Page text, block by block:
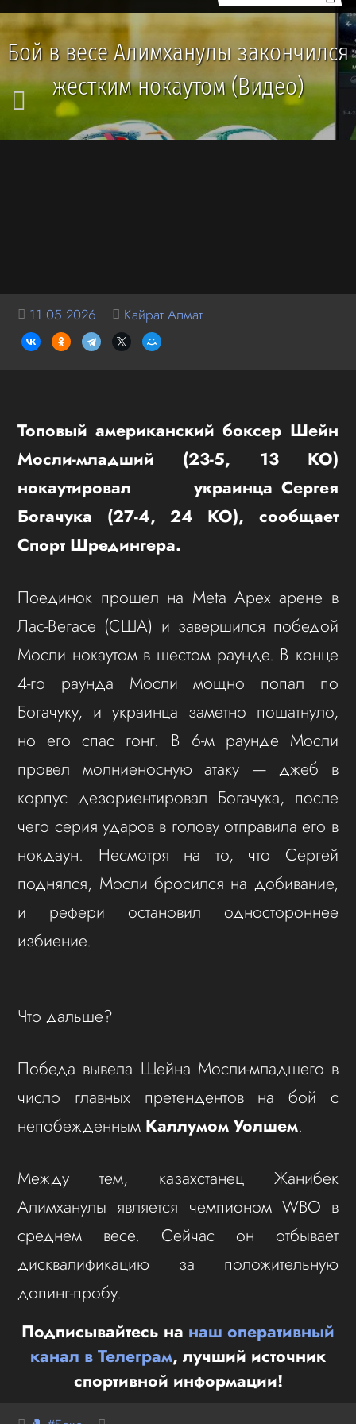
Бой в весе Алимханулы закончился
жестким нокаутом (Видео)
11.05.2026 Кайрат Алмат
Топовый американский боксер Шейн
Мосли-младший (23-5, 13 КО)
нокаутировал украинца Сергея
Богачука (27-4, 24 КО), сообщает
Спорт Шредингера.
Поединок прошел на Meta Apex арене в
Лас-Вегасе (США) и завершился победой
Мосли нокаутом в шестом раунде. В конце
4-го раунда Мосли мощно попал по
Богачуку, и украинца заметно пошатнуло,
но его спас гонг. В 6-м раунде Мосли
провел молниеносную атаку — джеб в
корпус дезориентировал Богачука, после
чего серия ударов в голову отправила его в
нокдаун. Несмотря на то, что Сергей
поднялся, Мосли бросился на добивание,
и рефери остановил одностороннее
избиение.
Что дальше?
Победа вывела Шейна Мосли-младшего в
число главных претендентов на бой с
непобежденным Каллумом Уолшем.
Между тем, казахстанец Жанибек
Алимханулы является чемпионом WBO в
среднем весе. Сейчас он отбывает
дисквалификацию за положительную
допинг-пробу.
Подписывайтесь на наш оперативный
канал в Телеграм, лучший источник
спортивной информации!